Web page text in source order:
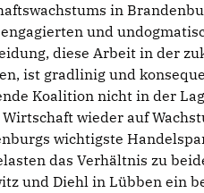
in
und
diese Arbeit in der
ist gradlinig und
Koalition nicht in der
wieder auf
wichtigste
das Verhältnis zu
und Diehl in Lübben ein